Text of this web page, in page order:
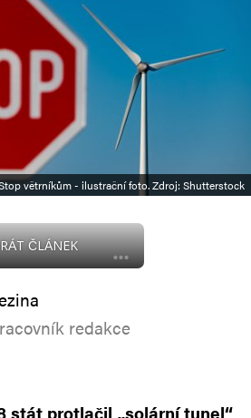
větrníkům - ilustrační foto. Zdroj: Shutterstock
ČLÁNEK
redakce